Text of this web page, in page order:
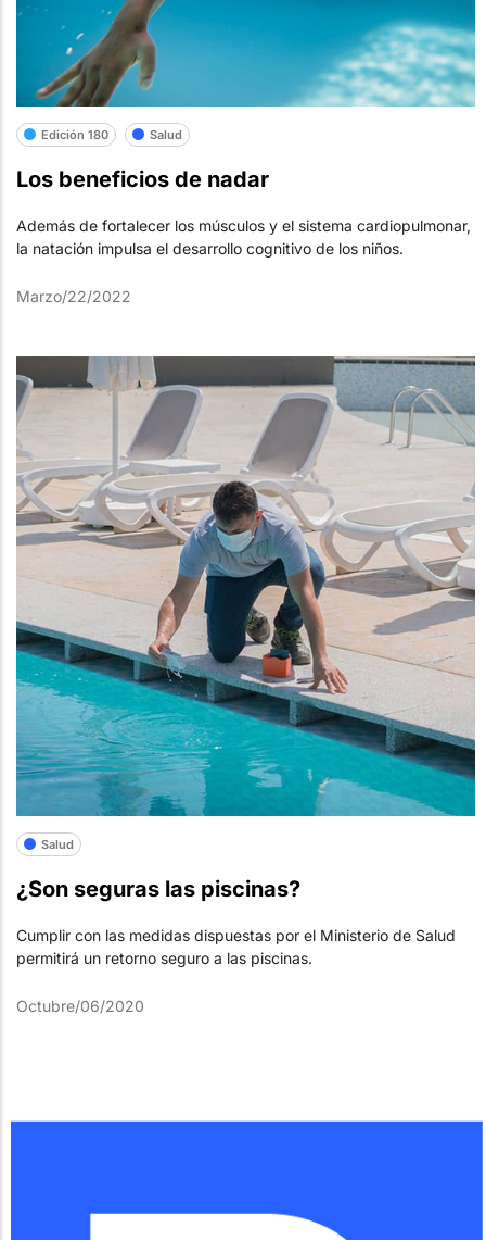
Edición 180 Salud
Los beneficios de nadar
Además de fortalecer los músculos y el sistema cardiopulmonar,
la natación impulsa el desarrollo cognitivo de los niños.
Marzo/22/2022
Salud
¿Son seguras las piscinas?
Cumplir con las medidas dispuestas por el Ministerio de Salud
permitirá un retorno seguro a las piscinas.
Octubre/06/2020